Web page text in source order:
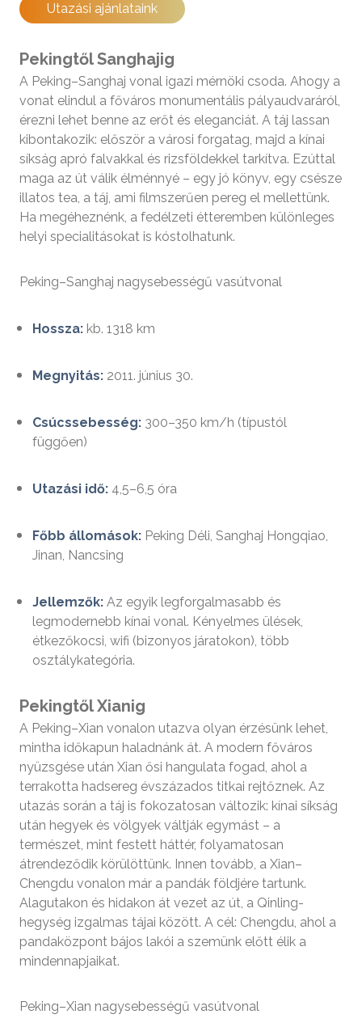
Utazási ajánlataink
Pekingtől Sanghajig
A Peking–Sanghaj vonal igazi mérnöki csoda. Ahogy a
vonat elindul a főváros monumentális pályaudvaráról,
érezni lehet benne az erőt és eleganciát. A táj lassan
kibontakozik: először a városi forgatag, majd a kínai
síkság apró falvakkal és rizsföldekkel tarkítva. Ezúttal
maga az út válik élménnyé – egy jó könyv, egy csésze
illatos tea, a táj, ami filmszerűen pereg el mellettünk.
Ha megéheznénk, a fedélzeti étteremben különleges
helyi specialitásokat is kóstolhatunk.
Peking–Sanghaj nagysebességű vasútvonal
Hossza: kb. 1318 km
Megnyitás: 2011. június 30.
Csúcssebesség: 300–350 km/h (típustól
függően)
Utazási idő: 4,5–6,5 óra
Főbb állomások: Peking Déli, Sanghaj Hongqiao,
Jinan, Nancsing
Jellemzők: Az egyik legforgalmasabb és
legmodernebb kínai vonal. Kényelmes ülések,
étkezőkocsi, wifi (bizonyos járatokon), több
osztálykategória.
Pekingtől Xianig
A Peking–Xian vonalon utazva olyan érzésünk lehet,
mintha időkapun haladnánk át. A modern főváros
nyüzsgése után Xian ősi hangulata fogad, ahol a
terrakotta hadsereg évszázados titkai rejtőznek. Az
utazás során a táj is fokozatosan változik: kínai síkság
után hegyek és völgyek váltják egymást – a
természet, mint festett háttér, folyamatosan
átrendeződik körülöttünk. Innen tovább, a Xian–
Chengdu vonalon már a pandák földjére tartunk.
Alagutakon és hidakon át vezet az út, a Qinling-
hegység izgalmas tájai között. A cél: Chengdu, ahol a
pandaközpont bájos lakói a szemünk előtt élik a
mindennapjaikat.
Peking–Xian nagysebességű vasútvonal